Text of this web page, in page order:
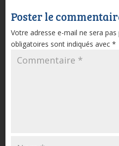
Poster le
Votre adresse e-mail ne sera pas
obligatoires sont indiqués avec *